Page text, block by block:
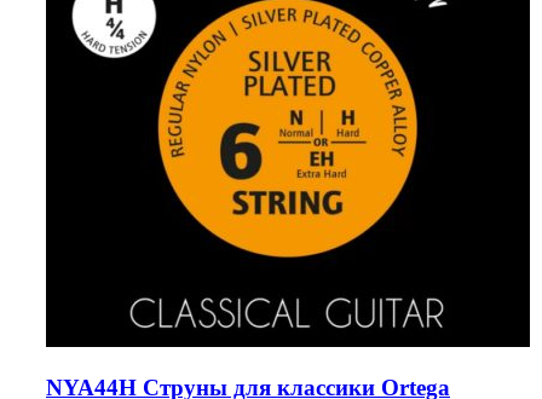
NYA44H Струны для классики Ortega